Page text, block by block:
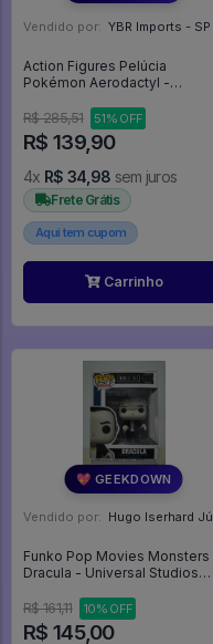
Vendido por: YBR Imports - SP
Action Figures Pelúcia
Pokémon Aerodactyl -
R$ 285,51
51% OFF
R$ 139,90
4x R$ 34,98 sem juros
Frete Grátis
Aqui tem cupom
Carrinho
💖 GEEKDOWN
Vendido por: Hugo Iserhard Júnior - RS
Funko Pop Movies Monsters
Dracula - Universal Studios
R$ 161,11
10% OFF
R$ 145,00